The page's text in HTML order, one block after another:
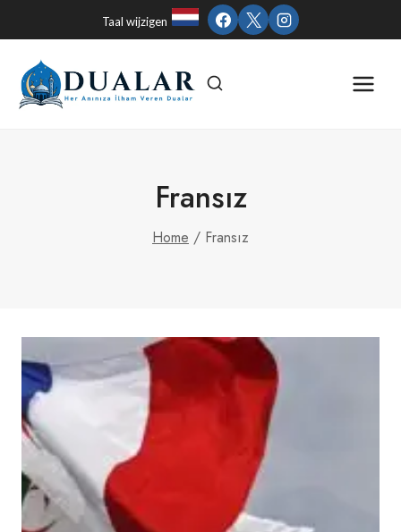
to
content
Taal wijzigen
Fransız
Home / Fransız